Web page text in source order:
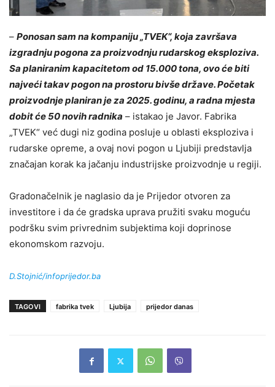
– Ponosan sam na kompaniju „TVEK“, koja završava
izgradnju pogona za proizvodnju rudarskog eksploziva.
Sa planiranim kapacitetom od 15.000 tona, ovo će biti
najveći takav pogon na prostoru bivše države. Početak
proizvodnje planiran je za 2025. godinu, a radna mjesta
dobit će 50 novih radnika – istakao je Javor. Fabrika
„TVEK“ već dugi niz godina posluje u oblasti eksploziva i
rudarske opreme, a ovaj novi pogon u Ljubiji predstavlja
značajan korak ka jačanju industrijske proizvodnje u regiji.
Gradonačelnik je naglasio da je Prijedor otvoren za
investitore i da će gradska uprava pružiti svaku moguću
podršku svim privrednim subjektima koji doprinose
ekonomskom razvoju.
D.Stojnić/infoprijedor.ba
TAGOVI fabrika tvek Ljubija prijedor danas